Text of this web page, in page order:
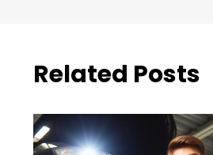
Related Posts